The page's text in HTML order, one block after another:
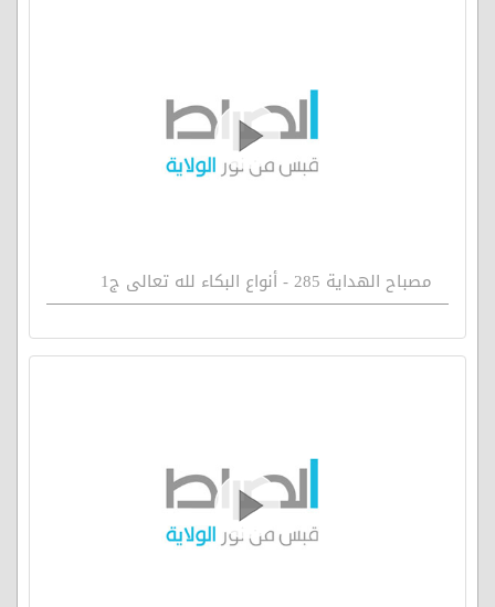
مصباح الهداية 285 - أنواع البكاء لله تعالى ج1